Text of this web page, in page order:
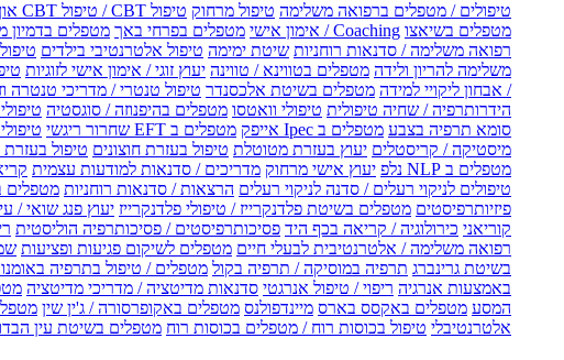
טיפולים / מטפלים ברפואה משלימה טיפול מרחוק טיפול CBT / טיפול CBT און ליין
מטפלים בשיאצו Coaching / אימון אישי מטפלים בפרחי באך מטפלים בדמיון
רפואה משלימה / סדנאות רוחניות שיטת ימימה טיפול אלטרנטיבי בילדים
משלימה להריון ולידה מטפלים בטווינא / טווינה יעוץ זוגי / אימון אישי לזוגיות
/ אבחון ליקויי למידה מטפלים בשיטת אלכסנדר טיפול טנטרי / מדריכי טנטרה
הידרותרפיה / שחיה טיפולית טיפולי וואטסו מטפלים בהיפנוזה / סוגסטיה
סומא תרפיה בצבע מטפלים ב Ipec אייפק מטפלים ב EFT שחרור ריגשי
מיסטיקה / קריסטלים יעוץ בעזרת מטוטלת טיפול בעזרת חוצונים טיפול בעזרת
מטפלים ב NLP נלפ
יעוץ אישי מרחוק מדריכים / סדנאות למודעות עצמית
טיפולים לניקוי רעלים / סדנה לניקוי רעלים הרצאות / סדנאות רוחניות מטפלים
פיזיותרפיסטים מטפלים בשיטת פלדנקרייז / טיפולי פלדנקרייז יעוץ פנג שואי /
קוריאני כירולוגיה / קריאה בכף היד פסיכותרפיסטים / פסיכותרפיה הוליסטית
רפואה משלימה / אלטרנטיבית לבעלי חיים מטפלים לשיקום פגיעות ופציעות
בשיטת גרינברג תרפיה במוסיקה / תרפיה בקול מטפלים / טיפול בתרפיה
באמצעות אנרגיה ריפוי / טיפול אנרגטי סדנאות מדיטציה / מדריכי מדיטציה
המסע מטפלים באקסס בארס מיינדפולנס מטפלים באקופרסורה / ג'ין שין
אלטרנטיבלי טיפול בכוסות רוח / מטפלים בכוסות רוח מטפלים בשיטת עין